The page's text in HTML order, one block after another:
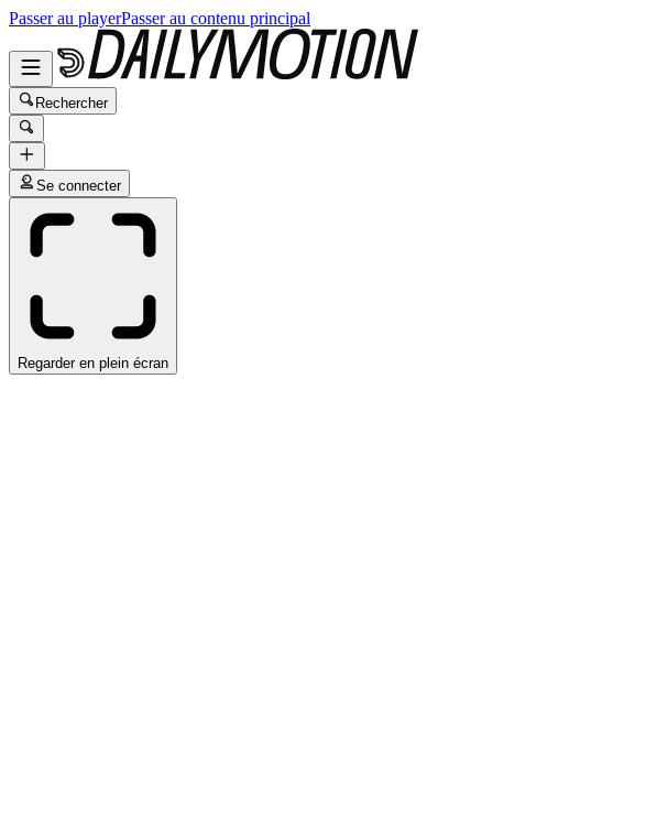
Passer au playerPasser au contenu principal
Rechercher
Se connecter
Regarder en plein écran